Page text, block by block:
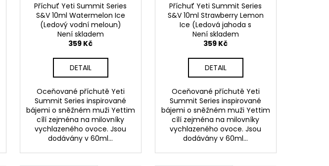
Příchuť Yeti Summit Series
S&V 10ml Watermelon Ice
(Ledový vodní meloun)
Není skladem
359 Kč
DETAIL
Oceňované příchutě Yeti
Summit Series inspirované
bájemi o sněžném muži Yettim
cílí zejména na milovníky
vychlazeného ovoce. Jsou
dodávány v 60ml...
Příchuť Yeti Summit Series
S&V 10ml Strawberry Lemon
Ice (Ledová jahoda s
citronem)
Není skladem
359 Kč
DETAIL
Oceňované příchutě Yeti
Summit Series inspirované
bájemi o sněžném muži Yettim
cílí zejména na milovníky
vychlazeného ovoce. Jsou
dodávány v 60ml...